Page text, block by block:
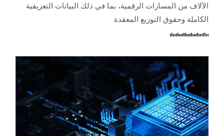
الآلاف من المسارات الرقمية، بما في ذلك البيانات التعريفية
الكاملة وحقوق التوزيع المعقدة